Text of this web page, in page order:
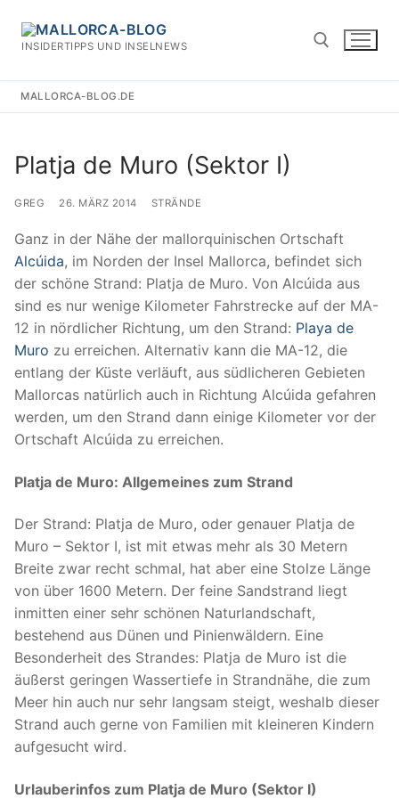
Inhalt
springen
INSIDERTIPPS UND INSELNEWS
MALLORCA-BLOG.DE
Platja de Muro (Sektor I)
GREG 26. MÄRZ 2014 STRÄNDE
Ganz in der Nähe der mallorquinischen Ortschaft
Alcúida, im Norden der Insel Mallorca, befindet sich
der schöne Strand: Platja de Muro. Von Alcúida aus
sind es nur wenige Kilometer Fahrstrecke auf der MA-
12 in nördlicher Richtung, um den Strand: Playa de
Muro zu erreichen. Alternativ kann die MA-12, die
entlang der Küste verläuft, aus südlicheren Gebieten
Mallorcas natürlich auch in Richtung Alcúida gefahren
werden, um den Strand dann einige Kilometer vor der
Ortschaft Alcúida zu erreichen.
Platja de Muro: Allgemeines zum Strand
Der Strand: Platja de Muro, oder genauer Platja de
Muro – Sektor I, ist mit etwas mehr als 30 Metern
Breite zwar recht schmal, hat aber eine Stolze Länge
von über 1600 Metern. Der feine Sandstrand liegt
inmitten einer sehr schönen Naturlandschaft,
bestehend aus Dünen und Pinienwäldern. Eine
Besonderheit des Strandes: Platja de Muro ist die
äußerst geringen Wassertiefe in Strandnähe, die zum
Meer hin auch nur sehr langsam steigt, weshalb dieser
Strand auch gerne von Familien mit kleineren Kindern
aufgesucht wird.
Urlauberinfos zum Platja de Muro (Sektor I)